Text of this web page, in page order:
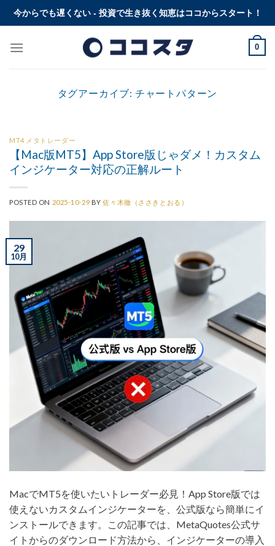
Skip今からでも遅くない - 投資で生き抜く知恵はココからスタート！
0
タグアーカイブ: チャートパターン
MT4 メタトレーダー
【Mac版MT5】App Store版じゃダメ！カスタム
インジケーター対応の正解ルート
POSTED ON 2025-10-29 BY佐々木徹（ささきとおる）
29
10月
MacでMT5を使いたいトレーダー必見！App Store版では
使えないカスタムインジケーターを、公式版なら簡単にイ
ンストールできます。この記事では、MetaQuotes公式サ
イトからのダウンロード方法から、インジケーターの導入